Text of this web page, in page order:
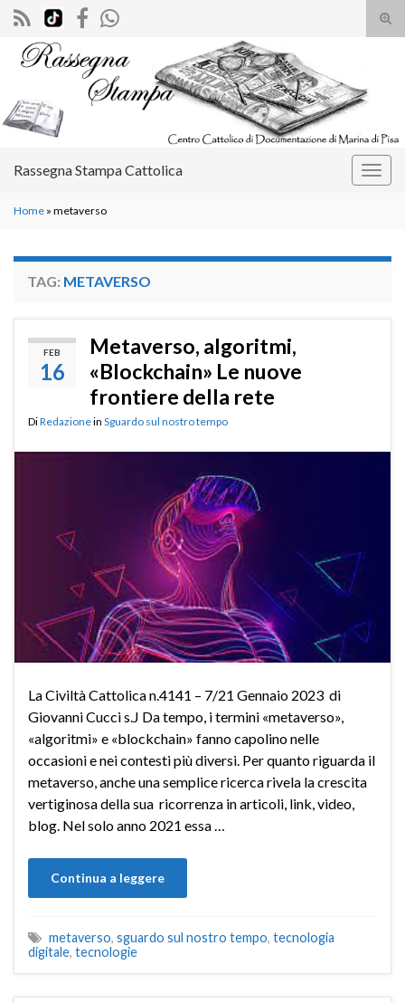
il
Search for:
Rassegna Stampa Cattolica
Home » metaverso
TAG: METAVERSO
FEB
16
Metaverso, algoritmi,
«Blockchain» Le nuove
frontiere della rete
DiRedazionein Sguardo sul nostro tempo
La Civiltà Cattolica n.4141 – 7/21 Gennaio 2023 di
Giovanni Cucci s.J Da tempo, i termini «metaverso»,
«algoritmi» e «blockchain» fanno capolino nelle
occasioni e nei contesti più diversi. Per quanto riguarda il
metaverso, anche una semplice ricerca rivela la crescita
vertiginosa della sua ricorrenza in articoli, link, video,
blog. Nel solo anno 2021 essa …
Continua a leggere
metaverso, sguardo sul nostro tempo, tecnologia
digitale, tecnologie